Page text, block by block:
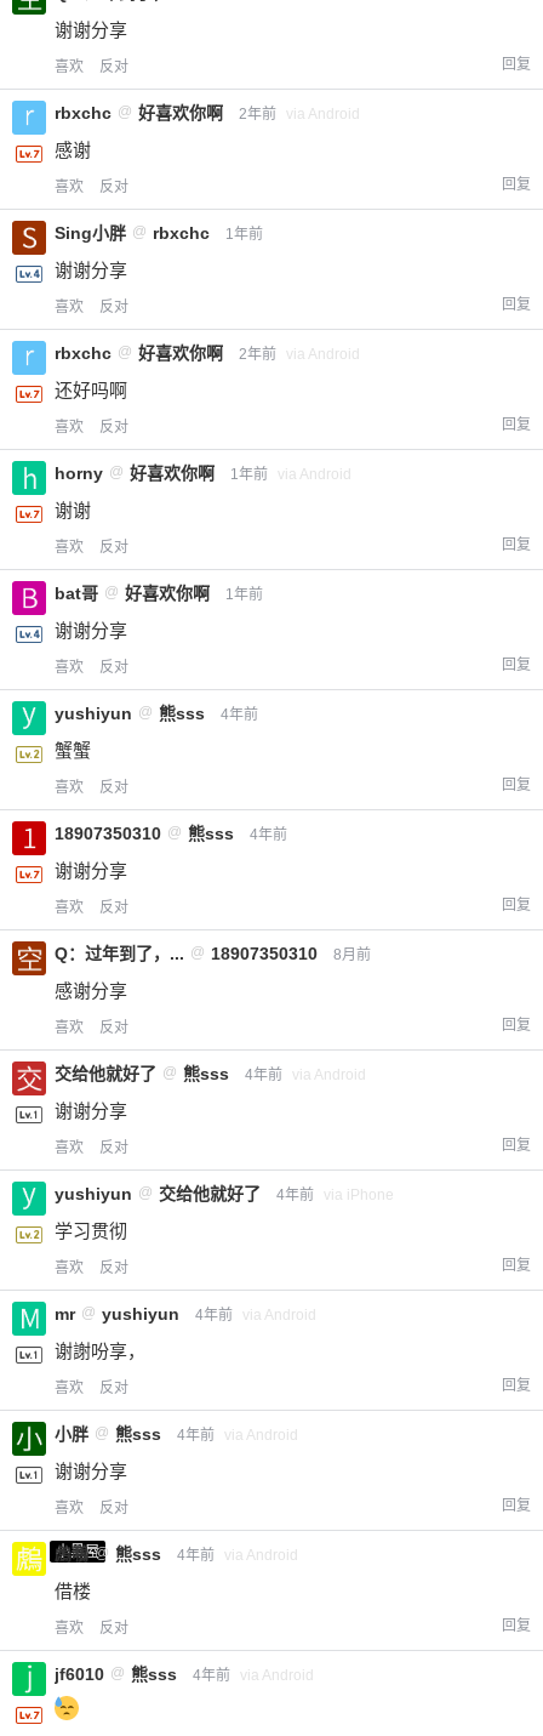
立刻支付
谢谢分享
喜欢 反对 回复
rbxchc @ 好喜欢你啊 2年前 via Android
感谢
喜欢 反对 回复
Sing小胖 @ rbxchc 1年前
谢谢分享
喜欢 反对 回复
rbxchc @ 好喜欢你啊 2年前 via Android
还好吗啊
喜欢 反对 回复
horny @ 好喜欢你啊 1年前 via Android
谢谢
喜欢 反对 回复
bat哥 @ 好喜欢你啊 1年前
谢谢分享
喜欢 反对 回复
yushiyun @ 熊sss 4年前
蟹蟹
喜欢 反对 回复
18907350310 @ 熊sss 4年前
谢谢分享
喜欢 反对 回复
Q：过年到了，... @ 18907350310 8月前
感谢分享
喜欢 反对 回复
交给他就好了 @ 熊sss 4年前 via Android
谢谢分享
喜欢 反对 回复
yushiyun @ 交给他就好了 4年前 via iPhone
学习贯彻
喜欢 反对 回复
mr @ yushiyun 4年前 via Android
谢謝吩享，
喜欢 反对 回复
小胖 @ 熊sss 4年前 via Android
谢谢分享
喜欢 反对 回复
小黑屋
䖚䳟 @ 熊sss 4年前 via Android
借楼
喜欢 反对 回复
jf6010 @ 熊sss 4年前 via Android
您没有权限发布内容，请购买会员或者提升权